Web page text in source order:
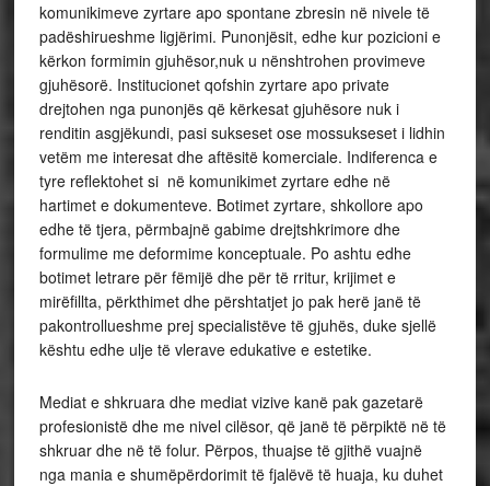
komunikimeve zyrtare apo spontane zbresin në nivele të
padëshirueshme ligjërimi. Punonjësit, edhe kur pozicioni e
kërkon formimin gjuhësor,nuk u nënshtrohen provimeve
gjuhësorë. Institucionet qofshin zyrtare apo private
drejtohen nga punonjës që kërkesat gjuhësore nuk i
renditin asgjëkundi, pasi sukseset ose mossukseset i lidhin
vetëm me interesat dhe aftësitë komerciale. Indiferenca e
tyre reflektohet si në komunikimet zyrtare edhe në
hartimet e dokumenteve. Botimet zyrtare, shkollore apo
edhe të tjera, përmbajnë gabime drejtshkrimore dhe
formulime me deformime konceptuale. Po ashtu edhe
botimet letrare për fëmijë dhe për të rritur, krijimet e
mirëfillta, përkthimet dhe përshtatjet jo pak herë janë të
pakontrollueshme prej specialistëve të gjuhës, duke sjellë
kështu edhe ulje të vlerave edukative e estetike.
Mediat e shkruara dhe mediat vizive kanë pak gazetarë
profesionistë dhe me nivel cilësor, që janë të përpiktë në të
shkruar dhe në të folur. Përpos, thuajse të gjithë vuajnë
nga mania e shumëpërdorimit të fjalëvë të huaja, ku duhet